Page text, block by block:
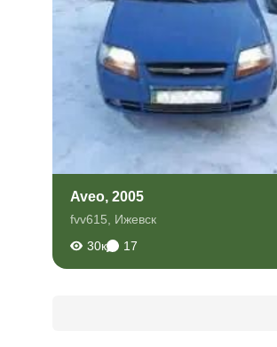
Aveo, 2005
fvv615
Ижевск
30к
17